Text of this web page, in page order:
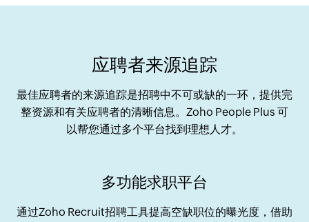
应聘者来源追踪
最佳应聘者的来源追踪是招聘中不可或缺的一环，提供完
整资源和有关应聘者的清晰信息。Zoho People Plus 可
以帮您通过多个平台找到理想人才。
多功能求职平台
通过Zoho Recruit招聘工具提高空缺职位的曝光度，借助